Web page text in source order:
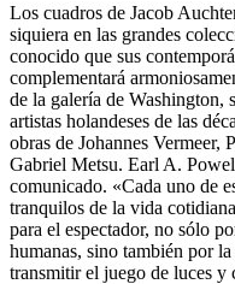
Los cuadros de Jacob
siquiera en las grandes
conocido que sus
complementará
de la galería de Washington,
artistas holandeses de las
obras de Johannes
Gabriel Metsu. Earl A.
comunicado. «Cada uno de
tranquilos de la vida
para el espectador, no sólo
humanas, sino también por
transmitir el juego de luces y